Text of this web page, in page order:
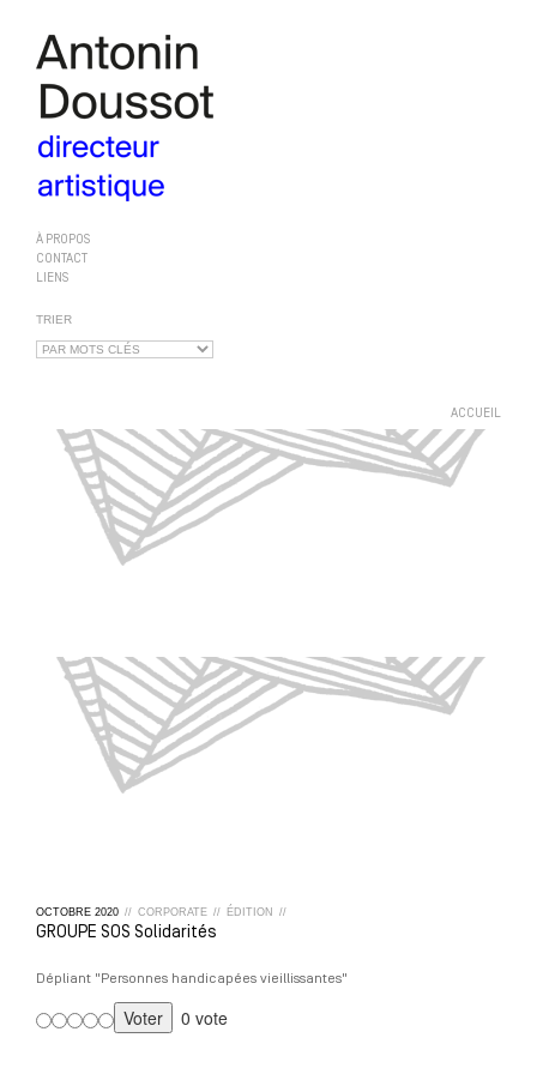
À PROPOS
CONTACT
LIENS
TRIER
ACCUEIL
OCTOBRE 2020 // CORPORATE // ÉDITION //
GROUPE SOS Solidarités
Dépliant "Personnes handicapées vieillissantes"
0 vote